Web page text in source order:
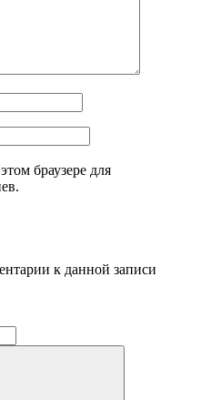
браузере для
к данной записи